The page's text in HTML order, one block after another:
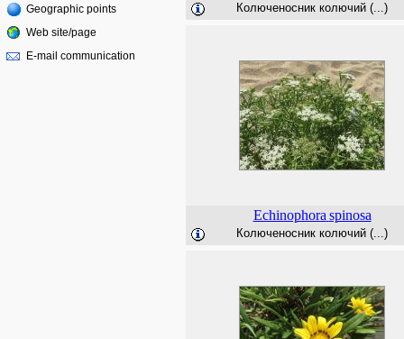
Geographic points
Web site/page
E-mail communication
Колюченосник колючий (...)
Echinophora spinosa
Колюченосник колючий (...)